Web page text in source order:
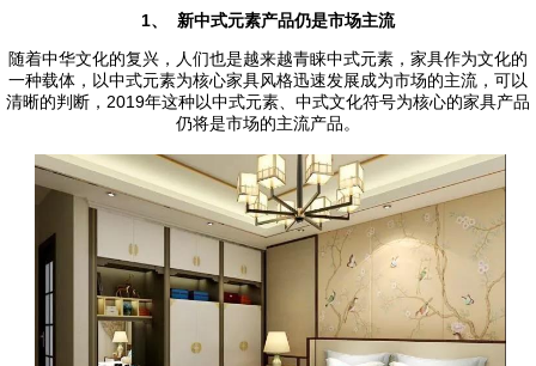
1、 新中式元素产品仍是市场主流
随着中华文化的复兴，人们也是越来越青睐中式元素，家具作为文化的
一种载体，以中式元素为核心家具风格迅速发展成为市场的主流，可以
清晰的判断，2019年这种以中式元素、中式文化符号为核心的家具产品
仍将是市场的主流产品。